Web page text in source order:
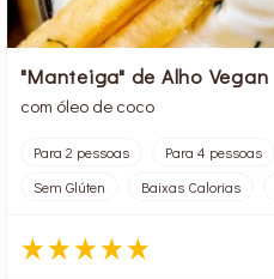
"Manteiga" de Alho Vegan
com óleo de coco
Para 2 pessoas Para 4 pessoas
Sem Glúten
Baixas Calorias